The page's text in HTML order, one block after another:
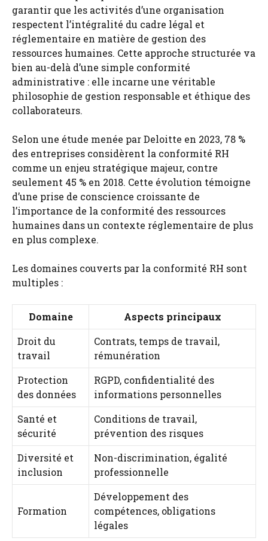
garantir que les activités d’une organisation
respectent l’intégralité du cadre légal et
réglementaire en matière de gestion des
ressources humaines. Cette approche structurée va
bien au-delà d’une simple conformité
administrative : elle incarne une véritable
philosophie de gestion responsable et éthique des
collaborateurs.
Selon une étude menée par Deloitte en 2023, 78 %
des entreprises considèrent la conformité RH
comme un enjeu stratégique majeur, contre
seulement 45 % en 2018. Cette évolution témoigne
d’une prise de conscience croissante de
l’importance de la conformité des ressources
humaines dans un contexte réglementaire de plus
en plus complexe.
Les domaines couverts par la conformité RH sont
multiples :
Domaine
Aspects principaux
Droit du
travail
Contrats, temps de travail,
rémunération
Protection
des données
RGPD, confidentialité des
informations personnelles
Santé et
sécurité
Conditions de travail,
prévention des risques
Diversité et
inclusion
Non-discrimination, égalité
professionnelle
Formation
Développement des
compétences, obligations
légales